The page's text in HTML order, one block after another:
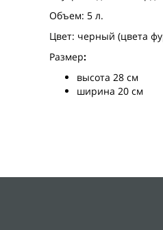
Объем: 5 л.
Цвет: черный (цвета
Размер:
высота 28 см
ширина 20 см